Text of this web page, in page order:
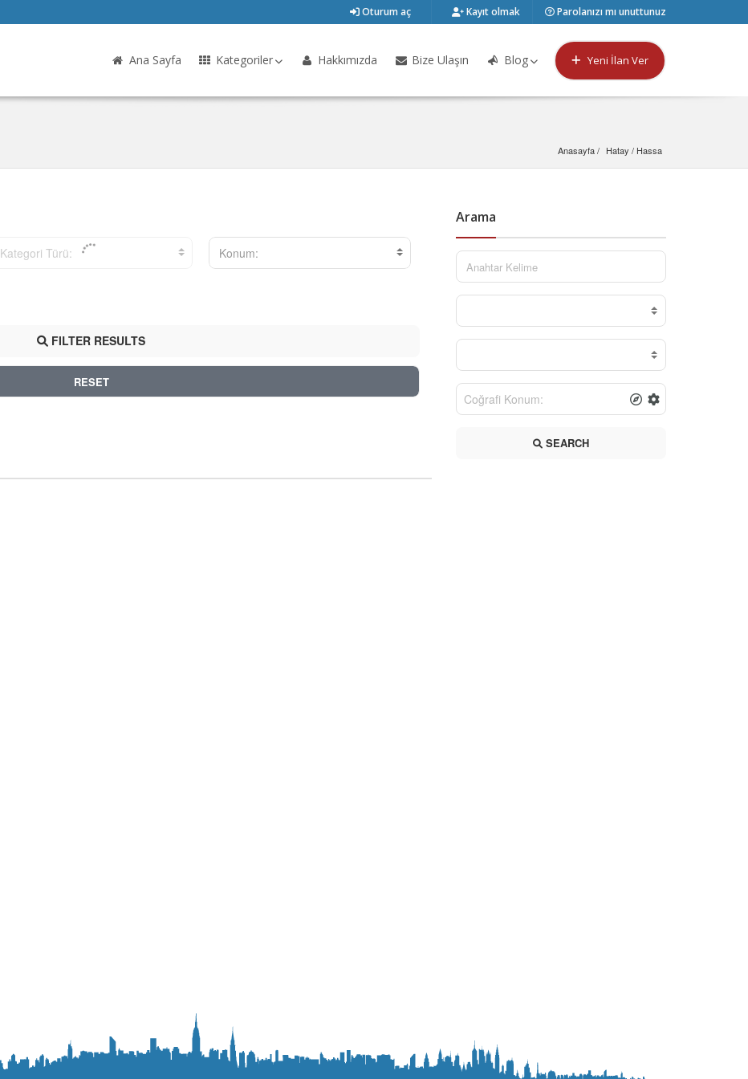
Oturum aç Kayıt olmak Parolanızı mı unuttunuz
Ana Sayfa Kategoriler Hakkımızda Bize Ulaşın Blog Yeni İlan Ver
Anasayfa Hatay / Hassa
Kategori Türü: Konum:
FILTER RESULTS
RESET
Arama
SEARCH